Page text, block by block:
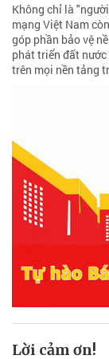
Không chỉ là
mạng Việt Nam
góp phần bảo vệ
phát triển đất
trên mọi nền tảng
Lời cảm ơn!